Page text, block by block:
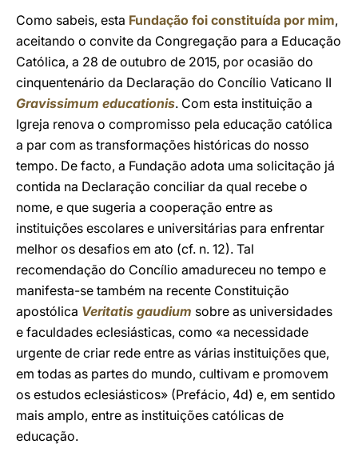
Como sabeis, esta Fundação foi constituída por mim,
aceitando o convite da Congregação para a Educação
Católica, a 28 de outubro de 2015, por ocasião do
cinquentenário da Declaração do Concílio Vaticano II
Gravissimum educationis. Com esta instituição a
Igreja renova o compromisso pela educação católica
a par com as transformações históricas do nosso
tempo. De facto, a Fundação adota uma solicitação já
contida na Declaração conciliar da qual recebe o
nome, e que sugeria a cooperação entre as
instituições escolares e universitárias para enfrentar
melhor os desafios em ato (cf. n. 12). Tal
recomendação do Concílio amadureceu no tempo e
manifesta-se também na recente Constituição
apostólica Veritatis gaudium sobre as universidades
e faculdades eclesiásticas, como «a necessidade
urgente de criar rede entre as várias instituições que,
em todas as partes do mundo, cultivam e promovem
os estudos eclesiásticos» (Prefácio, 4d) e, em sentido
mais amplo, entre as instituições católicas de
educação.